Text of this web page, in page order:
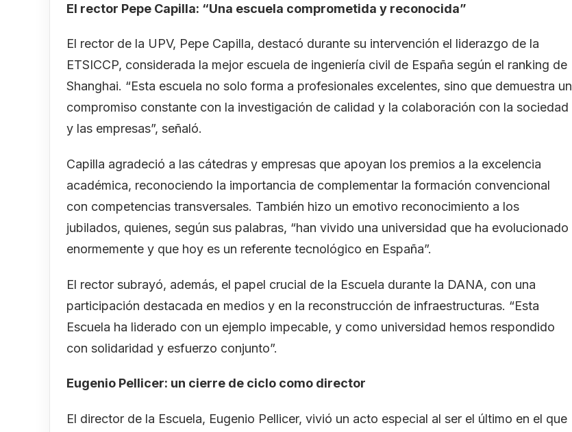
El rector Pepe Capilla: “Una escuela comprometida y reconocida”
El rector de la UPV, Pepe Capilla, destacó durante su intervención el liderazgo de la
ETSICCP, considerada la mejor escuela de ingeniería civil de España según el ranking de
Shanghai. “Esta escuela no solo forma a profesionales excelentes, sino que demuestra un
compromiso constante con la investigación de calidad y la colaboración con la sociedad
y las empresas”, señaló.
Capilla agradeció a las cátedras y empresas que apoyan los premios a la excelencia
académica, reconociendo la importancia de complementar la formación convencional
con competencias transversales. También hizo un emotivo reconocimiento a los
jubilados, quienes, según sus palabras, “han vivido una universidad que ha evolucionado
enormemente y que hoy es un referente tecnológico en España”.
El rector subrayó, además, el papel crucial de la Escuela durante la DANA, con una
participación destacada en medios y en la reconstrucción de infraestructuras. “Esta
Escuela ha liderado con un ejemplo impecable, y como universidad hemos respondido
con solidaridad y esfuerzo conjunto”.
Eugenio Pellicer: un cierre de ciclo como director
El director de la Escuela, Eugenio Pellicer, vivió un acto especial al ser el último en el que